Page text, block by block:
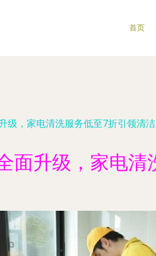
首页
级，家电清洗服务低至7折引领清
面升级，家电